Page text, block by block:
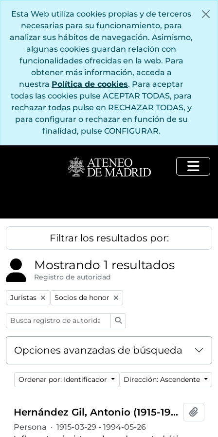
Esta Web utiliza cookies propias y de terceros
necesarias para su funcionamiento, para
analizar sus hábitos de navegación. Asimismo,
algunas cookies guardan relación con
funcionalidades ofrecidas en la web. Para
obtener más información, acceda a
nuestra Política de cookies. Para aceptar
todas las cookies pulse ACEPTAR TODAS, para
rechazar todas pulse en RECHAZAR TODAS, y
para configurar o rechazar en función de su
finalidad, pulse CONFIGURAR.
Filtrar los resultados por:
Mostrando 1 resultados
Registro de autoridad
Remove filter:
Juristas Remove filter:
Socios de honor
Opciones avanzadas de búsqueda
Ordenar por: Identificador Dirección: Ascendente
Hernández Gil, Antonio (1915-1994)
Persona · 1915-03-29 - 1994-05-26